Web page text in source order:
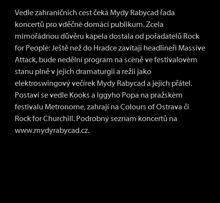
Vedle zahraničních cest čeká Mydy Rabycad řada
koncertů pro vděčné domácí publikum. Zcela
mimořádnou důvěru kapela dostala od pořadatelů Rock
for People: Ještě než do Hradce zavítají headlineři Massive
Attack, bude nedělní program na scéně ve festivalovém
stanu plně v jejich dramaturgii a režii jako
elektroswingový večírek Mydy Rabycad a jejich přátel.
Postaví se vedle Kooks a Iggyho Popa na pražském
festivalu Metronome, zahrají na Colours of Ostrava či
Rock for Churchill. Podrobný seznam koncertů na
www.mydyrabycad.cz.